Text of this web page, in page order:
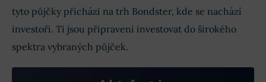
tyto půjčky přichází na trh Bondster, kde se nachází
investoři. Ti jsou připraveni investovat do širokého
spektra vybraných půjček.